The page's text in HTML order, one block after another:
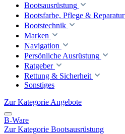
Bootsausrüstung
Bootsfarbe, Pflege & Reparatur
Bootstechnik
Marken
Navigation
Persönliche Ausrüstung
Ratgeber
Rettung & Sicherheit
Sonstiges
Zur Kategorie Angebote
B-Ware
Zur Kategorie Bootsausrüstung